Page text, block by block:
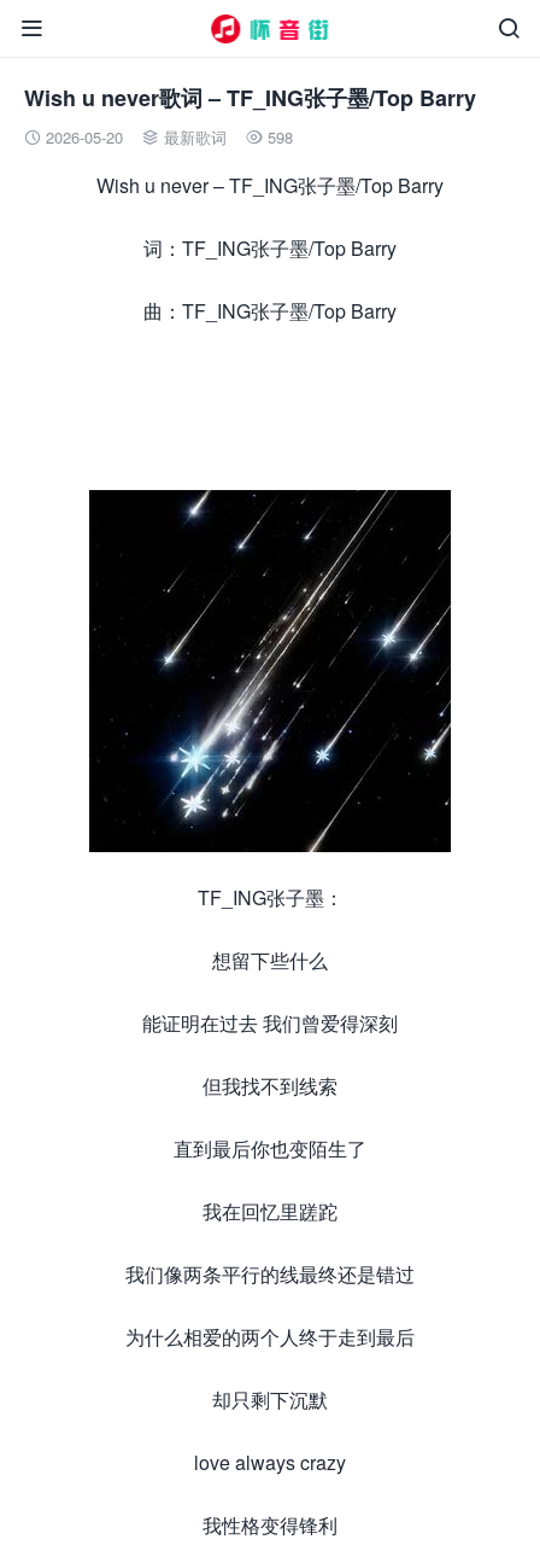


Wish u never歌词 – TF_ING张子墨/Top Barry
 2026-05-20  最新歌词  598
Wish u never – TF_ING张子墨/Top Barry
词：TF_ING张子墨/Top Barry
曲：TF_ING张子墨/Top Barry
TF_ING张子墨：
想留下些什么
能证明在过去 我们曾爱得深刻
但我找不到线索
直到最后你也变陌生了
我在回忆里蹉跎
我们像两条平行的线最终还是错过
为什么相爱的两个人终于走到最后
却只剩下沉默
love always crazy
我性格变得锋利